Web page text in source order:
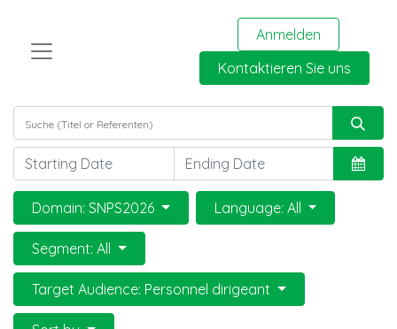
Anmelden
Kontaktieren Sie uns
Domain: SNPS2026 Language: All
Segment: All
Target Audience: Personnel dirigeant